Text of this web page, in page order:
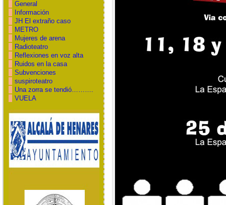
General
Información
JH El extraño caso
METRO
Mujeres de arena
Radioteatro
Reflexiones en voz alta
Ruidos en la casa
Subvenciones
suspiroteatro
Una zorra se tendió……….
VUELA